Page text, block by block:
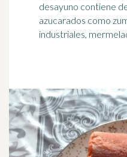
desayuno contiene
azucarados como